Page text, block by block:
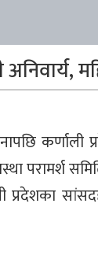
कर्णाली
परामर्श
प्रदेशका